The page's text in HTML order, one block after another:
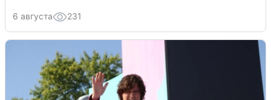
6 августа 231